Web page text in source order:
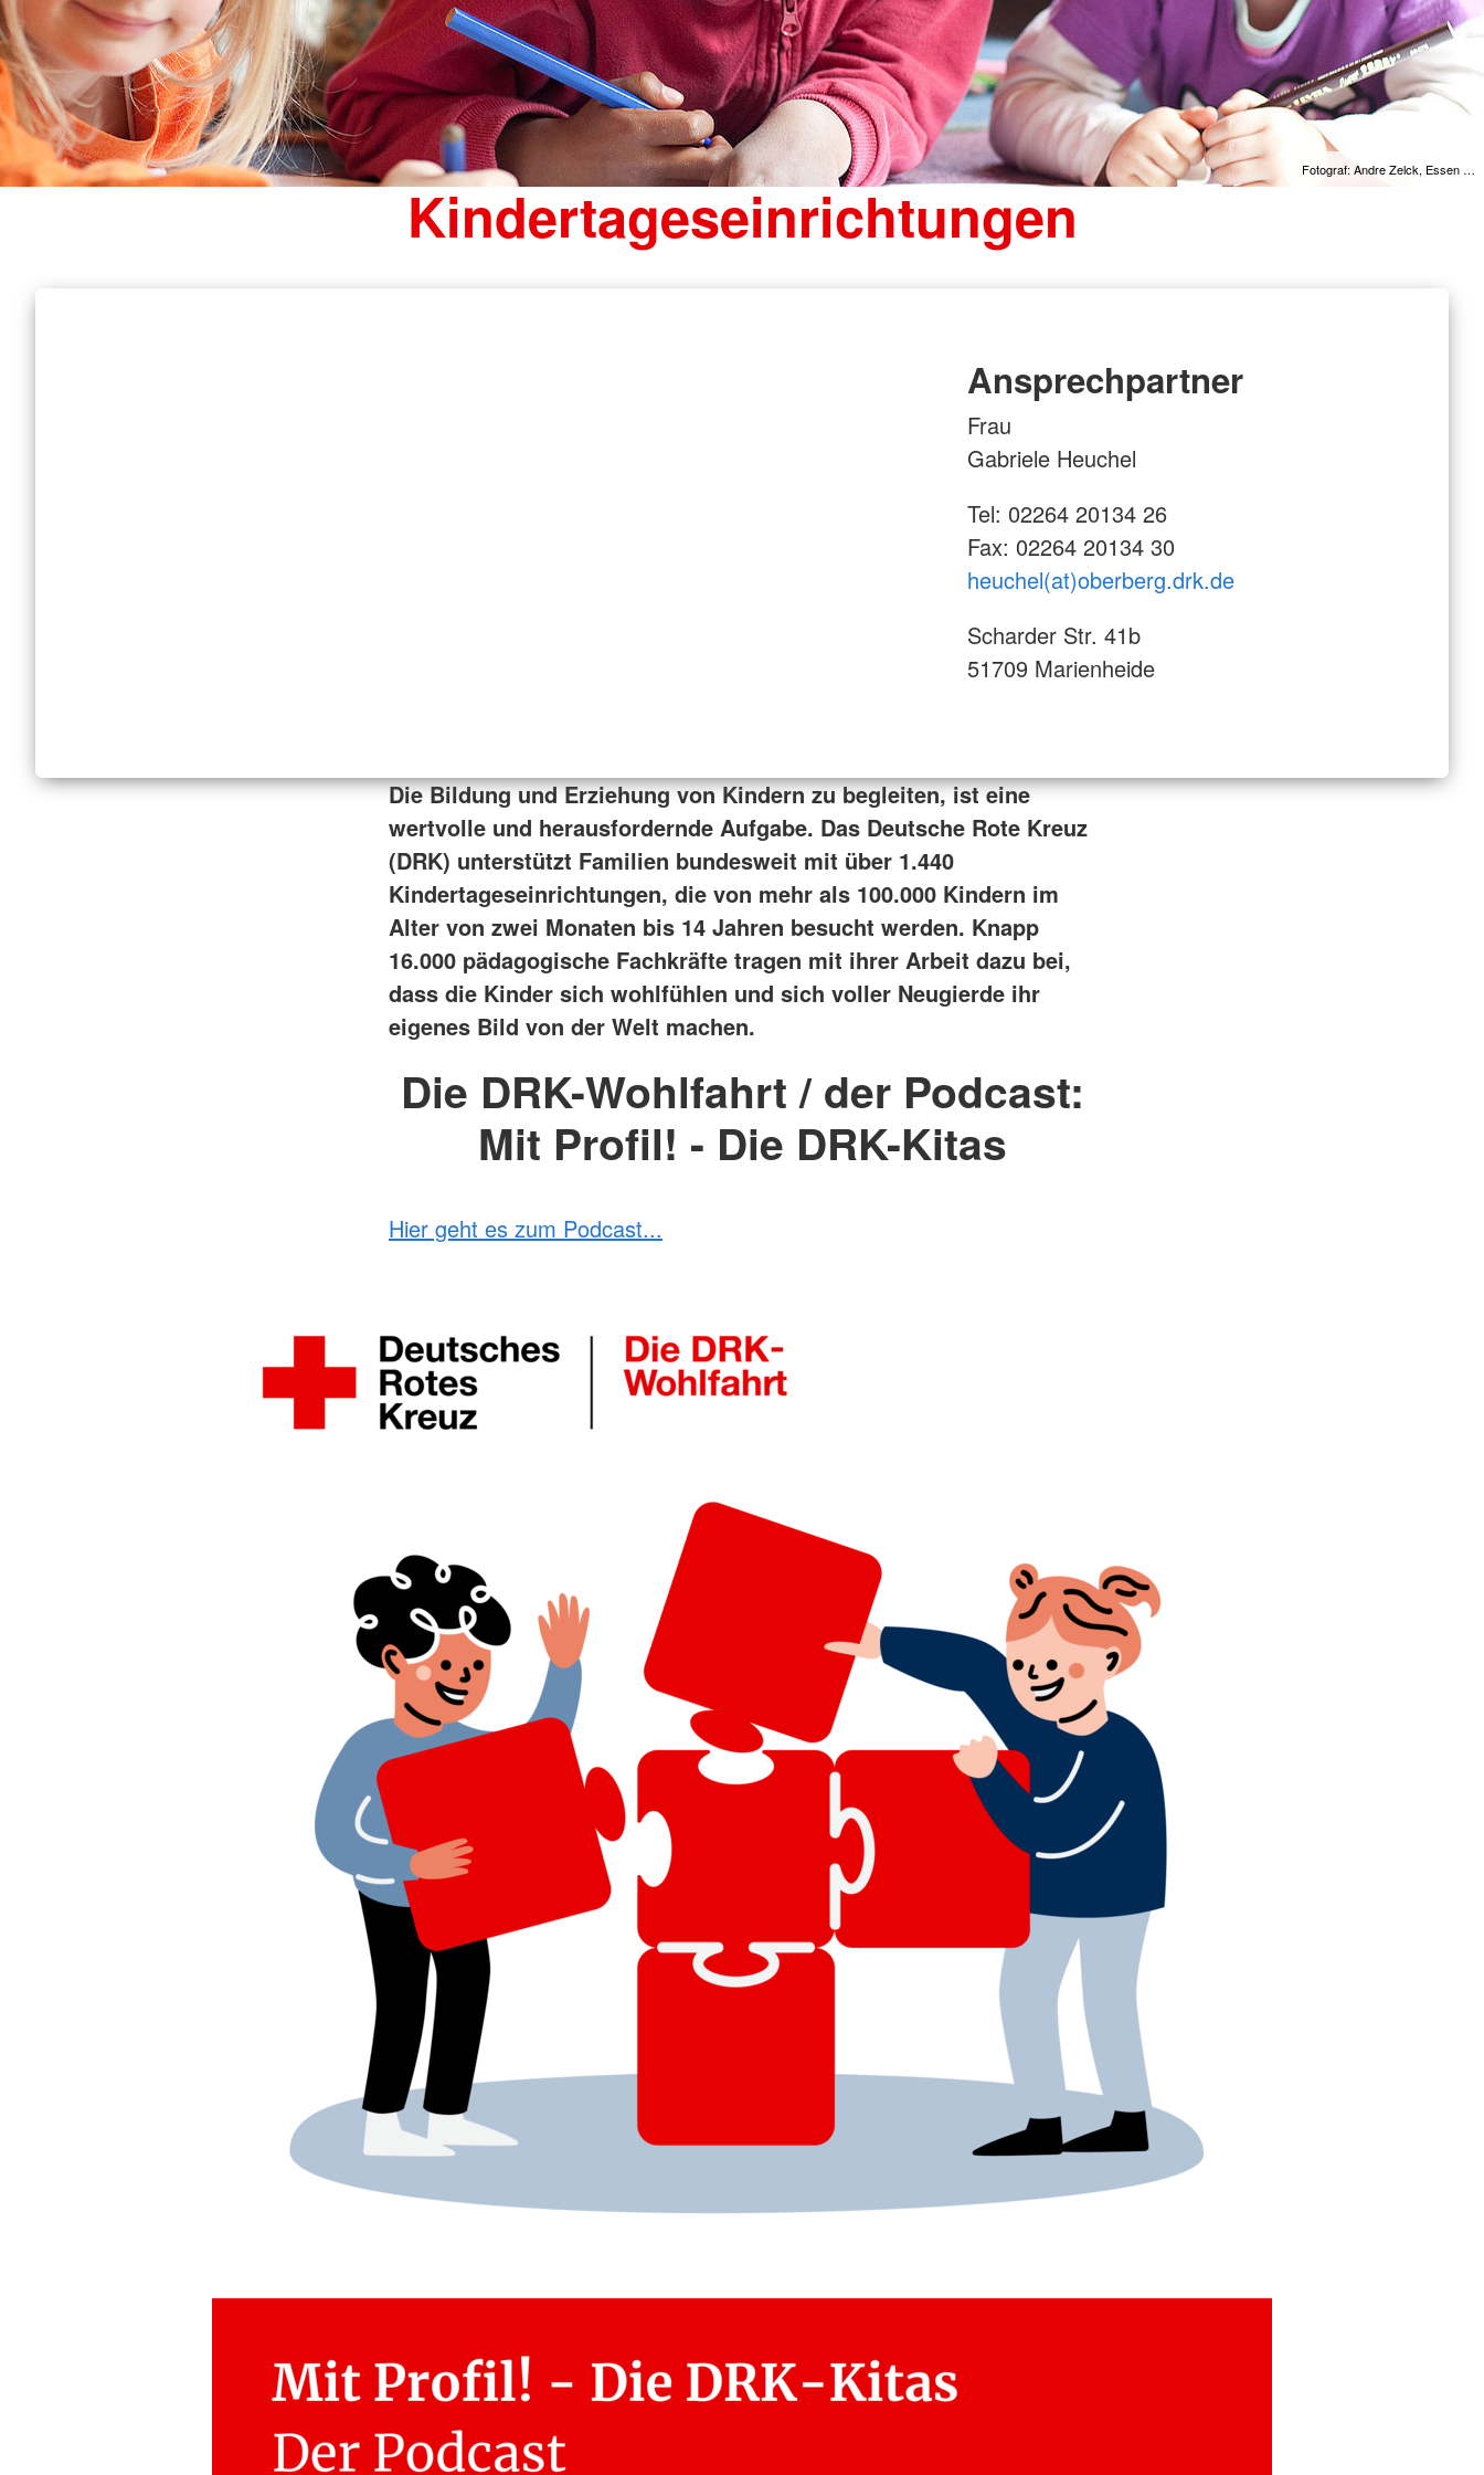
Waldbröl
Wiehl
Wipperfürth
Erste Hilfe
Erste Hilfe und Brandschutz
Kleiner Lebensretter
Erste Hilfe Online auf DRK.de
Spenden
Leistungen von A-Z
Fotograf: Andre Zelck, Essen …
Kindertageseinrichtungen
Ansprechpartner
Frau
Gabriele Heuchel
Tel: 02264 20134 26
Fax: 02264 20134 30
heuchel(at)oberberg.drk.de
Scharder Str. 41b
51709 Marienheide
Die Bildung und Erziehung von Kindern zu begleiten, ist eine
wertvolle und herausfordernde Aufgabe. Das Deutsche Rote Kreuz
(DRK) unterstützt Familien bundesweit mit über 1.440
Kindertageseinrichtungen, die von mehr als 100.000 Kindern im
Alter von zwei Monaten bis 14 Jahren besucht werden. Knapp
16.000 pädagogische Fachkräfte tragen mit ihrer Arbeit dazu bei,
dass die Kinder sich wohlfühlen und sich voller Neugierde ihr
eigenes Bild von der Welt machen.
Die DRK-Wohlfahrt / der Podcast:
Mit Profil! - Die DRK-Kitas
Hier geht es zum Podcast...